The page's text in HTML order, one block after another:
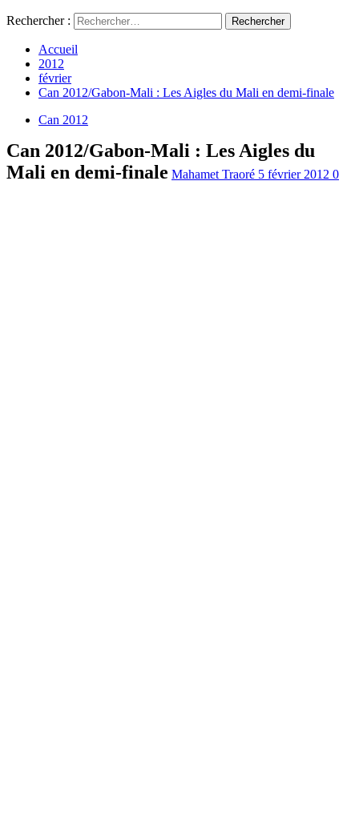
Rechercher :
Accueil
2012
février
Can 2012/Gabon-Mali : Les Aigles du Mali en demi-finale
Can 2012
Can 2012/Gabon-Mali : Les Aigles du
Mali en demi-finale Mahamet Traoré 5 février 2012 0